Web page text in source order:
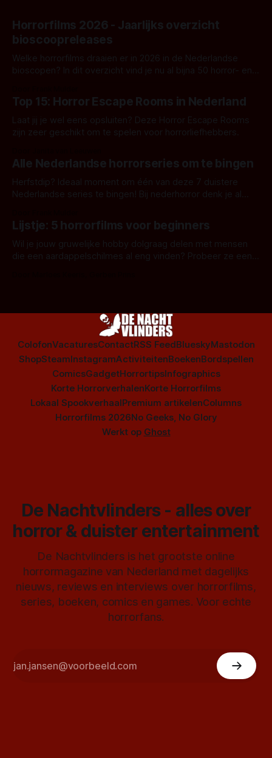
Horrorfilms 2026 - Jaarlijks overzicht
bioscoopreleases
Welke horrorfilms draaien er in 2026 in de Nederlandse
bioscopen? In dit overzicht vind je nu al bijna 50 horror- en
Top 15: Horror Escape Rooms in Nederland
Laat jij je wel eens opsluiten? Deze Horror Escape Rooms
zijn zeer geschikt om te spelen voor horrorliefhebbers.
Alle Nederlandse horrorseries om te bingen
Herfstdip? Ideaal moment om één van deze 7 duistere
Nederlandse series te bingen! Bij nederhorror denk je al
Amsterdamned of The Johnsons. Maar Nederlandse horror
is niet beperkt tot films. Hier een aantal Nederlandse tv-
series uit het duistere of horrorgenre. Als
Lijstje: 5 horrorfilms voor beginners
Wil je jouw gruwelijke hobby dolgraag delen met mensen
die een aardappelschilmes al eng vinden? Probeer ze eens
ColofonVacaturesContactRSS FeedBlueskyMastodon
ShopSteamInstagramActiviteitenBoekenBordspellen
ComicsGadgetHorrortipsInfographics
Korte HorrorverhalenKorte Horrorfilms
Lokaal SpookverhaalPremium artikelenColumns
Horrorfilms 2026No Geeks, No Glory
Werkt op Ghost
De Nachtvlinders - alles over
horror & duister entertainment
De Nachtvlinders is het grootste online
horrormagazine van Nederland met dagelijks
nieuws, reviews en interviews over horrorfilms,
series, boeken, comics en games. Voor echte
horrorfans.